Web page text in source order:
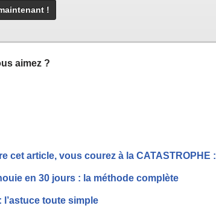
aimez ?
cet article, vous courez à la CATASTROPHE :
en 30 jours : la méthode complète
toute simple